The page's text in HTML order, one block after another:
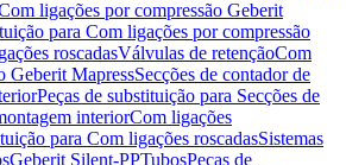
ligações por compressão Geberit
para Com ligações por compressão
roscadasVálvulas de retençãoCom
Geberit MapressSecções de contador de
Peças de substituição para Secções de
interiorCom ligações
para Com ligações roscadasSistemas
Geberit Silent-PPTubosPeças de